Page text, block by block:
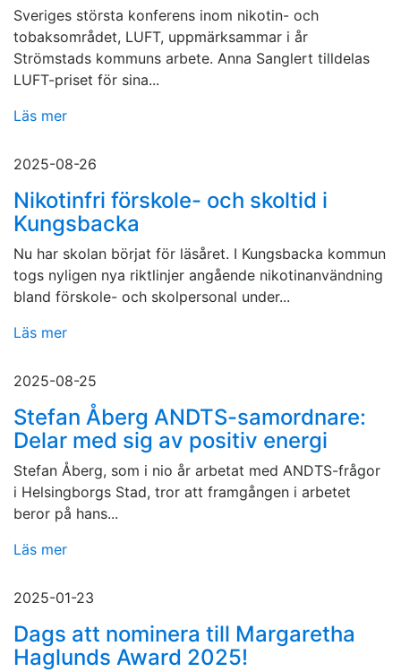
Sveriges största konferens inom nikotin- och
tobaksområdet, LUFT, uppmärksammar i år
Strömstads kommuns arbete. Anna Sanglert tilldelas
LUFT-priset för sina...
Läs mer
2025-08-26
Nikotinfri förskole- och skoltid i
Kungsbacka
Nu har skolan börjat för läsåret. I Kungsbacka kommun
togs nyligen nya riktlinjer angående nikotinanvändning
bland förskole- och skolpersonal under...
Läs mer
2025-08-25
Stefan Åberg ANDTS-samordnare:
Delar med sig av positiv energi
Stefan Åberg, som i nio år arbetat med ANDTS-frågor
i Helsingborgs Stad, tror att framgången i arbetet
beror på hans...
Läs mer
2025-01-23
Dags att nominera till Margaretha
Haglunds Award 2025!